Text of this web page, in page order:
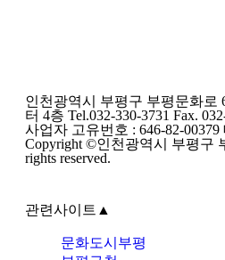
인천광역시 부평구 부평문화로
터 4층 Tel.032-330-3731 Fax.
사업자 고유번호 : 646-82-
Copyright ©인천광역시 부평구
rights reserved.
관련사이트 ▲
문화도시부평